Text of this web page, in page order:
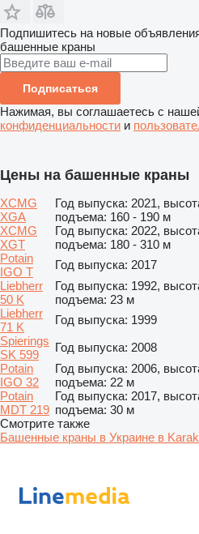
Подпишитесь на новые
башенные краны
Подписаться
Нажимая, вы соглашаетесь с
конфиденциальности и
Цены на башенные краны
XCMG
XGA
Год выпуска: 2021,
подъема: 160 - 190 м
XCMG
XGT
Год выпуска: 2022,
подъема: 180 - 310 м
Potain
IGO T
Год выпуска: 2017
Liebherr
50 K
Год выпуска: 1992,
подъема: 23 м
Liebherr
71 K
Год выпуска: 1999
Spierings
SK 599
Год выпуска: 2008
Potain
IGO 32
Год выпуска: 2006,
подъема: 22 м
Potain
MDT 219
Год выпуска: 2017,
подъема: 30 м
Смотрите также
Башенные краны в Украине в